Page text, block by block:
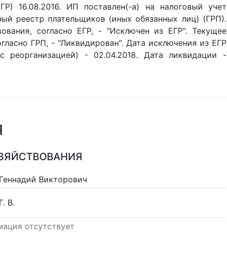
16.08.2016. ИП поставлен(-a) на налоговый учет
реестр плательщиков (иных обязанных лиц) (ГРП).
согласно ЕГР, - "Исключен из ЕГР". Текущее
ГРП, - "Ликвидирован". Дата исключения из ЕГР
реорганизацией) - 02.04.2018. Дата ликвидации -
Викторович
В.
отсутствует